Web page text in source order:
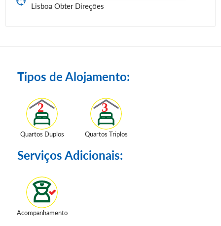
Lisboa Obter Direções
Tipos de Alojamento:
Quartos Duplos Quartos Triplos
Serviços Adicionais:
Acompanhamento